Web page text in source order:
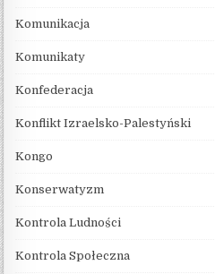
Komunikacja
Komunikaty
Konfederacja
Konflikt Izraelsko-Palestyński
Kongo
Konserwatyzm
Kontrola Ludności
Kontrola Społeczna